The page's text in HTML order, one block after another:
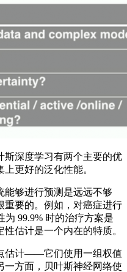
深度学习有两个主要的优
更好的泛化性能。
够进行预测是远远不够
重要的。例如，对癌症进行
为 99.9% 时的治疗方案是
估计是一个内在的特质。
计——它们使用一组权值
一方面，贝叶斯神经网络使